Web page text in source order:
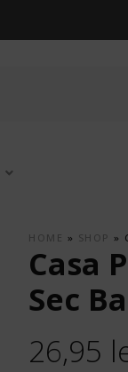
HOME » SHOP »
Casa
Sec
26,95